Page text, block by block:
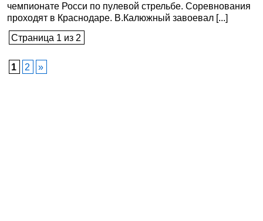
чемпионате Росси по пулевой стрельбе. Соревнования
проходят в Краснодаре. В.Калюжный завоевал [...]
Страница 1 из 2
1 2 »